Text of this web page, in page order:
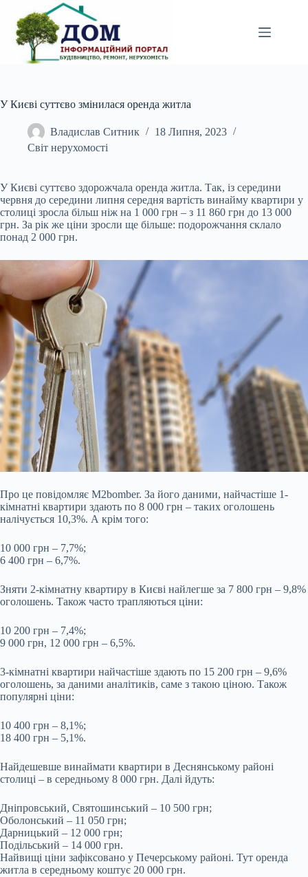
вмісту
У Києві суттєво змінилася оренда житла
Владислав Ситник
18 Липня, 2023
Світ нерухомості
У Києві суттєво здорожчала оренда житла. Так, із середини
червня до середини липня середня вартість винайму квартири у
столиці зросла більш ніж на 1 000 грн – з 11 860 грн до 13 000
грн. За рік же ціни зросли ще більше: подорожчання склало
понад 2 000 грн.
Про це повідомляє M2bomber. За його даними, найчастіше 1-
кімнатні квартири здають по 8 000 грн – таких оголошень
налічується 10,3%. А крім того:
10 000 грн – 7,7%;
6 400 грн – 6,7%.
Зняти 2-кімнатну квартиру в Києві найлегше за 7 800 грн – 9,8%
оголошень. Також часто трапляються ціни:
10 200 грн – 7,4%;
9 000 грн, 12 000 грн – 6,5%.
3-кімнатні квартири найчастіше здають по 15 200 грн – 9,6%
оголошень, за даними аналітиків, саме з такою ціною. Також
популярні ціни:
10 400 грн – 8,1%;
18 400 грн – 5,1%.
Найдешевше винаймати квартири в Деснянському районі
столиці – в середньому 8 000 грн. Далі йдуть:
Дніпровський, Святошинський – 10 500 грн;
Оболонський – 11 050 грн;
Дарницький – 12 000 грн;
Подільський – 14 000 грн.
Найвищі ціни зафіксовано у Печерському районі. Тут оренда
житла в середньому коштує 20 000 грн.